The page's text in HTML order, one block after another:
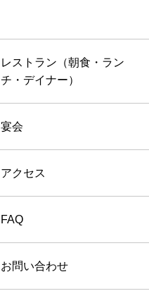
レストラン（朝食・ラン
チ・デイナー）
宴会
アクセス
FAQ
お問い合わせ